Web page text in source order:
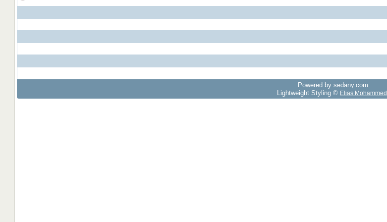
Powered by sedany.com
Lightweight Styling © Elias Mohammed